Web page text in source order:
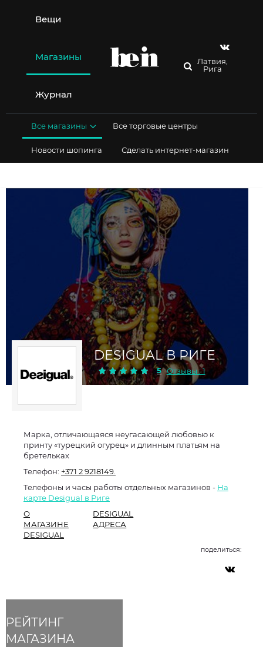
содержимому
Вещи
Магазины
Журнал
Латвия,
Рига
Все магазины Все торговые центры
Новости шопинга Сделать интернет-магазин
DESIGUAL В РИГЕ
5 Отзывы : 1
РЕЙТИНГ
МАГАЗИНА
Марка, отличающаяся неугасающей любовью к
принту «турецкий огурец» и длинным платьям на
бретельках
Телефон: +371 2 9218149.
Телефоны и часы работы отдельных магазинов - На
карте Desigual в Риге
О
МАГАЗИНЕ
DESIGUAL
DESIGUAL
АДРЕСА
поделиться: